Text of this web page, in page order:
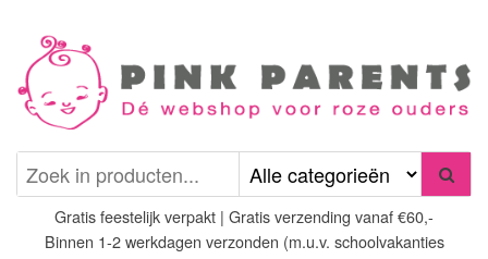
inhoud
Pink Parents
(wens)ouders
Gratis feestelijk verpakt | Gratis verzending vanaf €60,-
Binnen 1-2 werkdagen verzonden (m.u.v. schoolvakanties